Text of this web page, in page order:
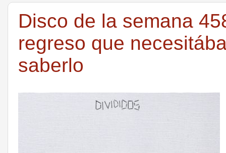
Disco de la semana
regreso que
saberlo